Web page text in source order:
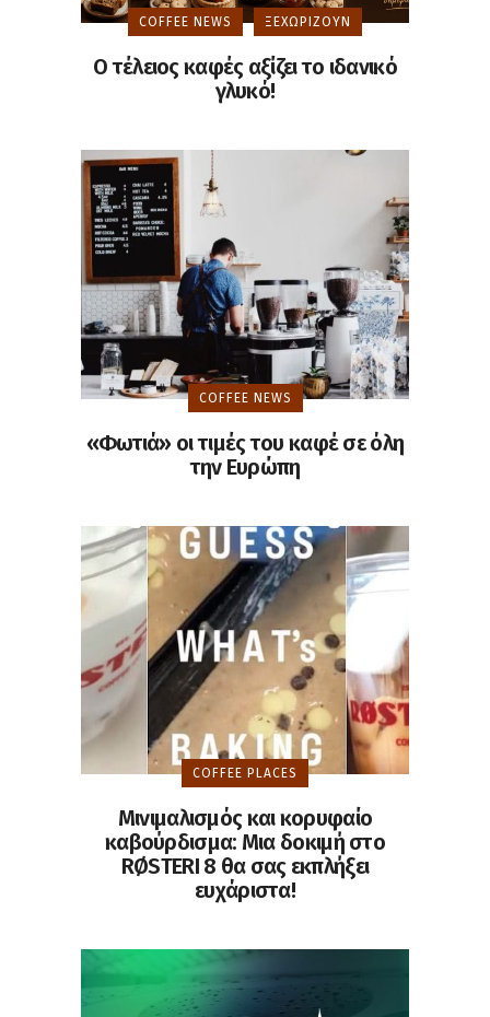
COFFEE NEWS ΞΕΧΩΡΊΖΟΥΝ
Ο τέλειος καφές αξίζει το ιδανικό
γλυκό!
COFFEE NEWS
«Φωτιά» οι τιμές του καφέ σε όλη
την Ευρώπη
COFFEE PLACES
Μινιμαλισμός και κορυφαίο
καβούρδισμα: Μια δοκιμή στο
RØSTERI 8 θα σας εκπλήξει
ευχάριστα!